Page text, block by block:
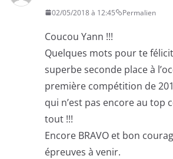
02/05/2018 à 12:45 Permalien
Coucou Yann !!!
Quelques mots pour te
superbe seconde place à
première compétition de
qui n’est pas encore au top
tout !!!
Encore BRAVO et bon
épreuves à venir.